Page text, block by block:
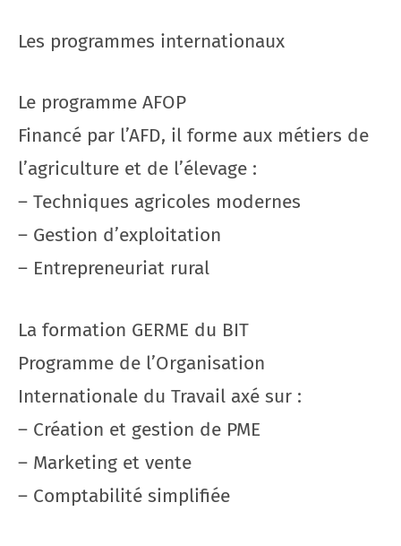
Les programmes internationaux
Le programme AFOP
Financé par l’AFD, il forme aux métiers de
l’agriculture et de l’élevage :
– Techniques agricoles modernes
– Gestion d’exploitation
– Entrepreneuriat rural
La formation GERME du BIT
Programme de l’Organisation
Internationale du Travail axé sur :
– Création et gestion de PME
– Marketing et vente
– Comptabilité simplifiée